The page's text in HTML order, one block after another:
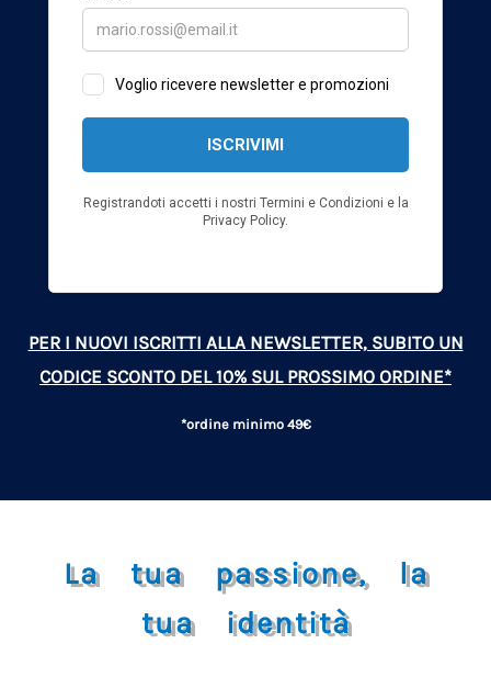
PER I NUOVI ISCRITTI ALLA NEWSLETTER, SUBITO UN
CODICE SCONTO DEL 10% SUL PROSSIMO ORDINE*
*ordine minimo 49€
La tua passione, la
tua identità